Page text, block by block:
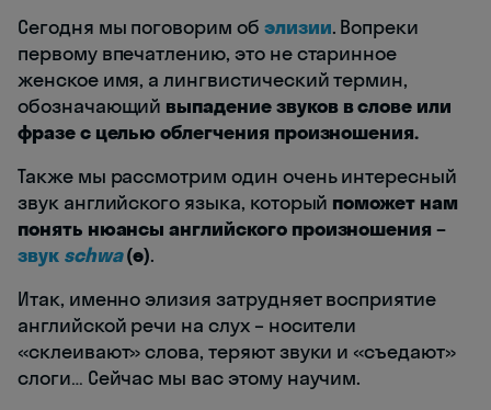
Сегодня мы поговорим об элизии. Вопреки
первому впечатлению, это не старинное
женское имя, а лингвистический термин,
обозначающий выпадение звуков в слове или
фразе с целью облегчения произношения.
Также мы рассмотрим один очень интересный
звук английского языка, который поможет нам
понять нюансы английского произношения –
звук schwa(ə).
Итак, именно элизия затрудняет восприятие
английской речи на слух – носители
«склеивают» слова, теряют звуки и «съедают»
слоги… Сейчас мы вас этому научим.